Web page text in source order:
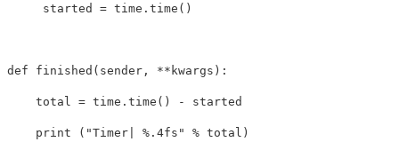
     started = time.time()
def finished(sender, **kwargs):
    total = time.time() - started
    print ("Timer| %.4fs" % total)